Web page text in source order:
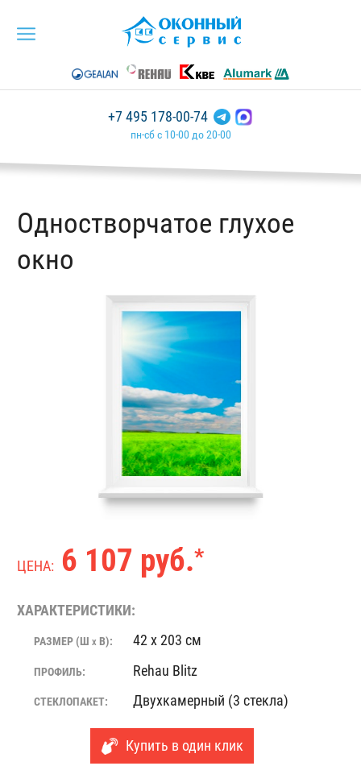
+7 495 178-00-74
пн-сб с 10-00 до 20-00
Одностворчатое глухое
окно
ЦЕНА: 6 107 руб.*
ХАРАКТЕРИСТИКИ:
РАЗМЕР (Ш X В): 42 x 203 см
ПРОФИЛЬ: Rehau Blitz
СТЕКЛОПАКЕТ: Двухкамерный (3 стекла)
Купить в один клик